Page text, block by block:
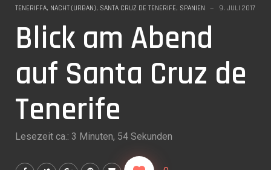
TENERIFFA, NACHT (URBAN), SANTA CRUZ DE TENERIFE, SPANIEN 9. JULI 2017
Blick am Abend
auf Santa Cruz de
Tenerife
Lesezeit ca.: 3 Minuten, 54 Sekunden